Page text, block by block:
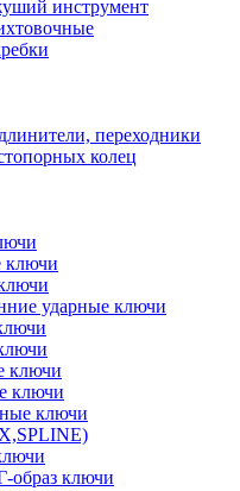
инструмент
переходники
колец
ключи
ударные ключи
ключи
ключи
ключи
образ ключи